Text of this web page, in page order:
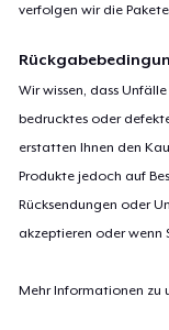
verfolgen wir die
Wir wissen, dass
bedrucktes oder
erstatten Ihnen den
Produkte jedoch auf
Rücksendungen oder
akzeptieren oder wenn
Mehr Informationen zu